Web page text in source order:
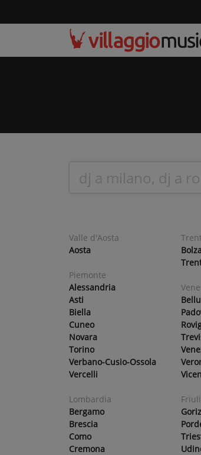
Valle d'Aosta
Aosta
Piemonte
Alessandria
Asti
Biella
Cuneo
Novara
Torino
Verbano-Cusio-Ossola
Vercelli
Lombardia
Bergamo
Brescia
Como
Cremona